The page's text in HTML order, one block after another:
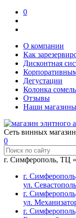
0
О компании
Как
Дисконтная
Дегустации
Колонка
Отзывы
Наши магазины
Сеть винных
0
г. Симферополь, ТЦ
г.
ул.
г.
ул.
г.